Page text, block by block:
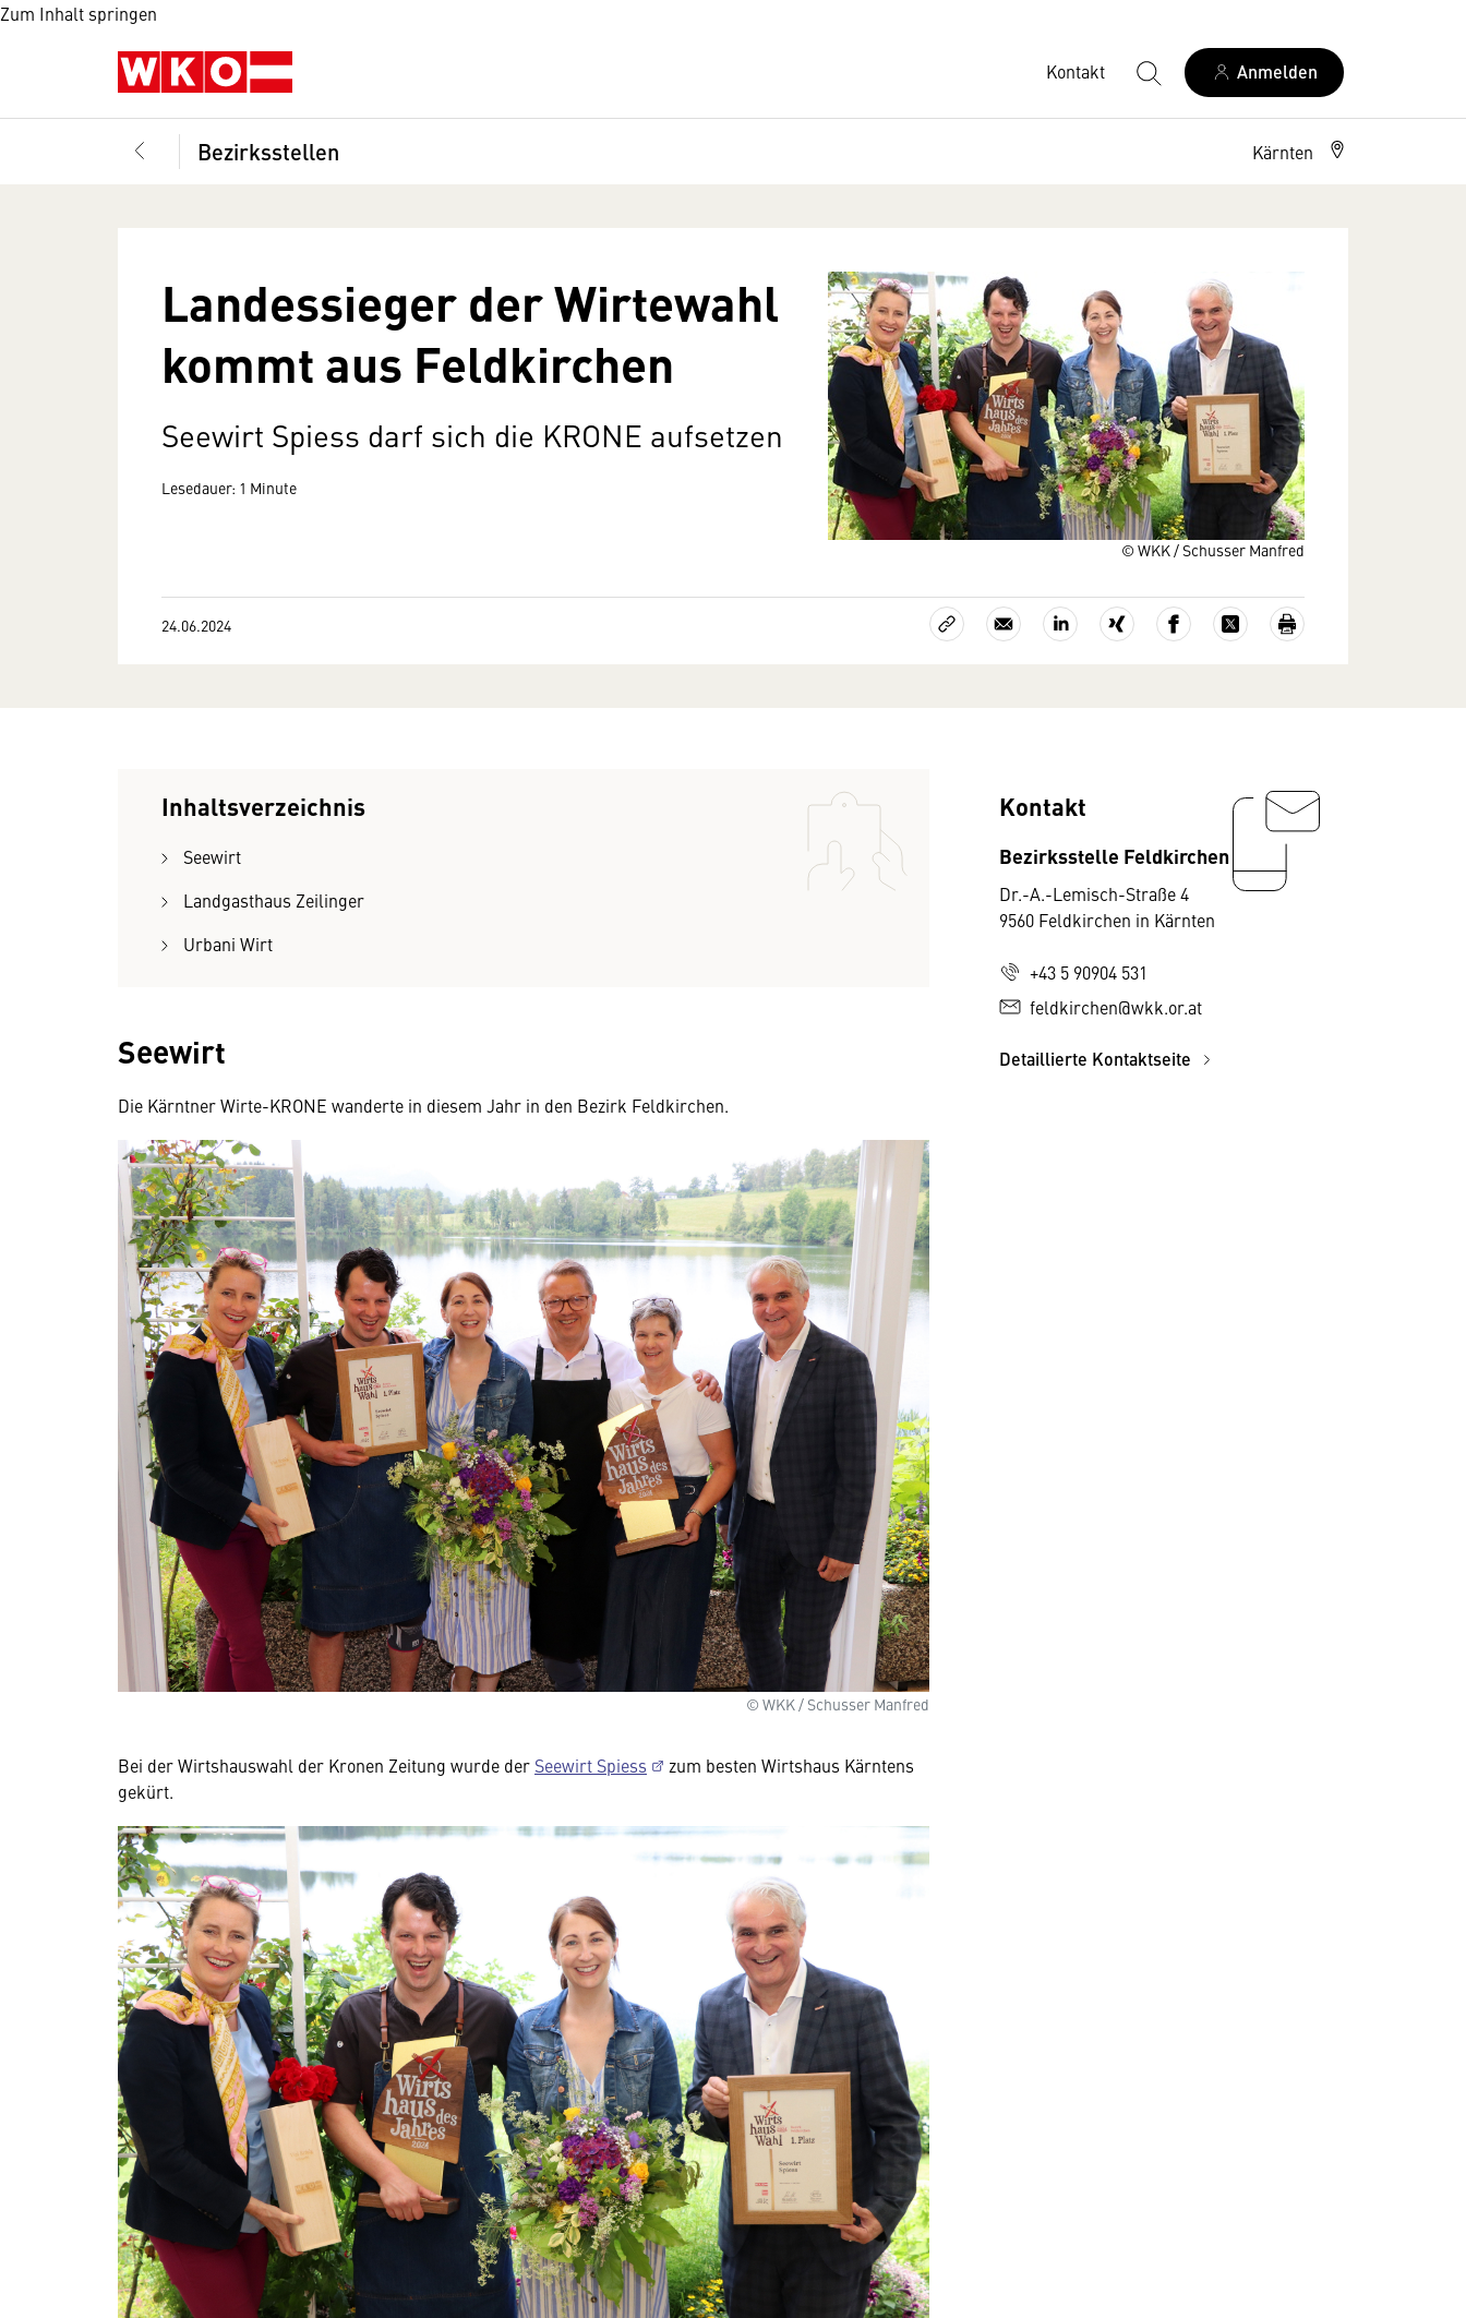
Zum Inhalt springen
Kontakt Anmelden
Bezirksstellen Kärnten
© WKK / Schusser Manfred
Landessieger der Wirtewahl
kommt aus Feldkirchen
Seewirt Spiess darf sich die KRONE aufsetzen
Lesedauer: 1 Minute
24.06.2024
Inhaltsverzeichnis
Seewirt
Landgasthaus Zeilinger
Urbani Wirt
Seewirt
Die Kärntner Wirte-KRONE wanderte in diesem Jahr in den Bezirk Feldkirchen.
© WKK / Schusser Manfred
Bei der Wirtshauswahl der Kronen Zeitung wurde der Seewirt Spiess
zum besten Wirtshaus Kärntens
gekürt.
Kontakt
Bezirksstelle Feldkirchen
Dr.-A.-Lemisch-Straße 4
9560 Feldkirchen in Kärnten
+43 5 90904 531
feldkirchen@wkk.or.at
Detaillierte Kontaktseite